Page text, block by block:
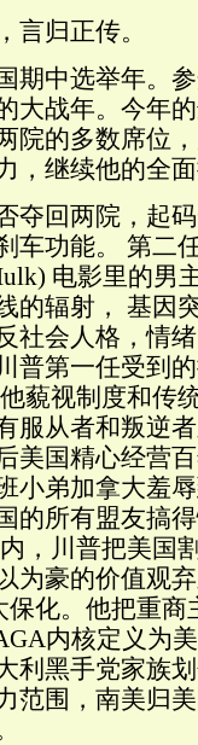
言归正传。
期中选举年。
大战年。今年
院的多数席位
，继续他的全
夺回两院，起
车功能。 第二
电影里的男
的辐射， 基因
社会人格，情
普第一任受到
藐视制度和传
服从者和叛逆
美国精心经营
小弟加拿大羞
的所有盟友搞
，川普把美国
为豪的价值观
保化。他把重商
内核定义为
利黑手党家族
范围，南美归